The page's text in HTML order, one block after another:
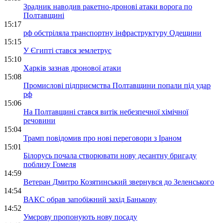
Зрадник наводив ракетно-дронові атаки ворога по
Полтавщині
15:17
рф обстріляла транспортну інфраструктуру Одещини
15:15
У Єгипті стався землетрус
15:10
Харків зазнав дронової атаки
15:08
Промислові підприємства Полтавщини попали під удар
рф
15:06
На Полтавщині стався витік небезпечної хімічної
речовини
15:04
Трамп повідомив про нові переговори з Іраном
15:01
Білорусь почала створювати нову десантну бригаду
поблизу Гомеля
14:59
Ветеран Дмитро Козятинський звернувся до Зеленського
14:54
ВАКС обрав запобіжний захід Банькову
14:52
Умєрову пропонують нову посаду